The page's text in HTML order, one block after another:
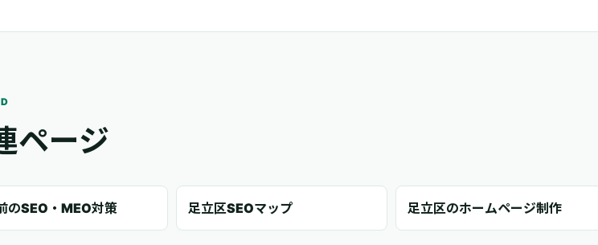
ページ
のSEO・MEO対策 足立区SEOマップ 足立区のホームページ制作